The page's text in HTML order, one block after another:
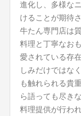
進化し、多様な
けることが期待
牛たん専門店は
料理と丁寧なお
愛されている存
しみだけではな
も触れられる貴
ら語っても尽き
料理提供が行わ